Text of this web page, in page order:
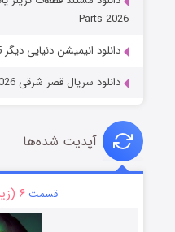
Parts 2026
دانلود انیمیشن دنیایی دیگر Another World 2025
دانلود سریال قصر شرقی The East Palace 2026
آپدیت شده‌ها
قسمت ۶ (زیرنویس)